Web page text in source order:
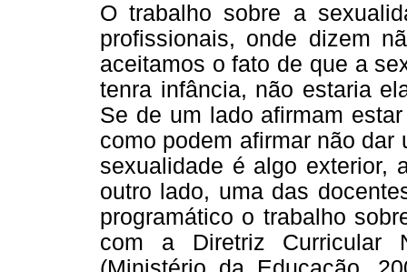
O trabalho sobre a
profissionais, onde dizem
aceitamos o fato de que a
tenra infância, não estaria
Se de um lado afirmam
como podem afirmar não dar
sexualidade é algo exterior,
outro lado, uma das
programático o trabalho
com a Diretriz Curricular